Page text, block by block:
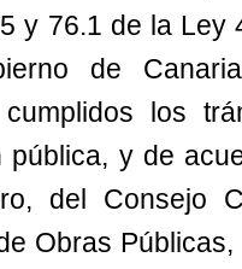
y 76.1 de la Ley
de
cumplidos los
pública, y de
del Consejo
Obras